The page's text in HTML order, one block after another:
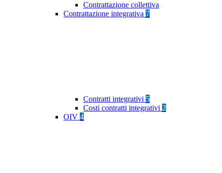
Contrattazione collettiva
Contrattazione integrativa 7
Contratti integrativi 5
Costi contratti integrativi 2
OIV 4